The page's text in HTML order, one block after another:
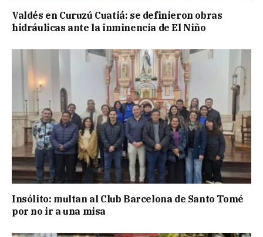
Valdés en Curuzú Cuatiá: se definieron obras
hidráulicas ante la inminencia de El Niño
Insólito: multan al Club Barcelona de Santo Tomé
por no ir a una misa